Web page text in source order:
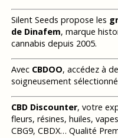
Silent Seeds propose les
de Dinafem, marque
cannabis depuis 2005.
Avec CBDOO, accédez à
soigneusement
CBD Discounter, votre
fleurs, résines, huiles,
CBG9, CBDX… Qualité